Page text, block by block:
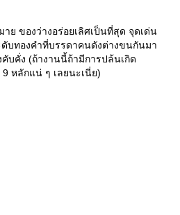
ย ของว่างอร่อยเลิศเป็นที่สุด จุดเด่น
บทองคำที่บรรดาคนดังต่างขนกันมา
บคั่ง (ถ้างานนี้ถ้ามีการปล้นเกิด
หลักแน่ ๆ เลยนะเนี่ย)